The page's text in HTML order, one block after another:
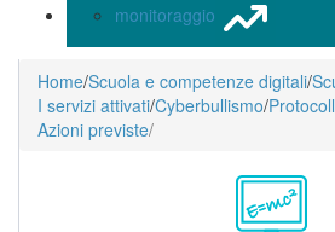
monitoraggio
Home/Scuola e competenze digitali/
I servizi attivati/Cyberbullismo/
Azioni previste/